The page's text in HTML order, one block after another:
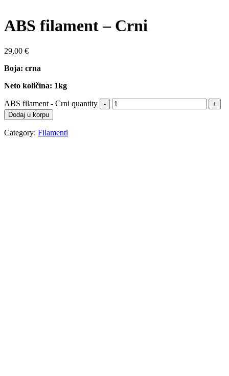
ABS filament – Crni
29,00 €
Boja: crna
Neto količina: 1kg
ABS filament - Crni quantity
Dodaj u korpu
Category: Filamenti